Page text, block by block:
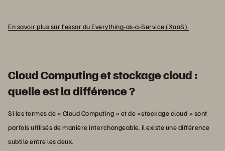
En savoir plus sur l’essor du Everything-as-a-Service (XaaS).
Cloud Computing et stockage cloud :
quelle est la différence ?
Si les termes de « Cloud Computing » et de «stockage cloud » sont
parfois utilisés de manière interchangeable, il existe une différence
subtile entre les deux.